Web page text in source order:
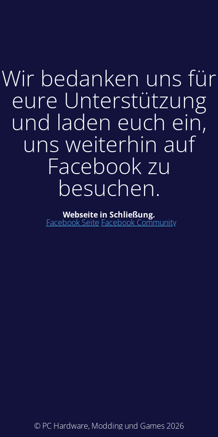
Wir bedanken uns für
eure Unterstützung
und laden euch ein,
uns weiterhin auf
Facebook zu
besuchen.
Webseite in Schließung.
Facebook Seite Facebook Community
© PC Hardware, Modding und Games 2026